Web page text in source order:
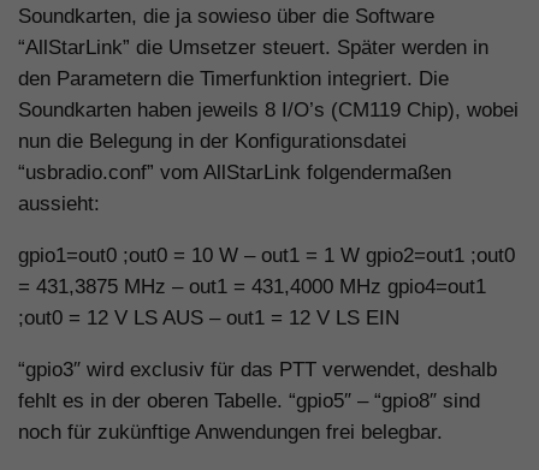
Soundkarten, die ja sowieso über die Software
“AllStarLink” die Umsetzer steuert. Später werden in
den Parametern die Timerfunktion integriert. Die
Soundkarten haben jeweils 8 I/O’s (CM119 Chip), wobei
nun die Belegung in der Konfigurationsdatei
“usbradio.conf” vom AllStarLink folgendermaßen
aussieht:
gpio1=out0 ;out0 = 10 W – out1 = 1 W gpio2=out1 ;out0
= 431,3875 MHz – out1 = 431,4000 MHz gpio4=out1
;out0 = 12 V LS AUS – out1 = 12 V LS EIN
“gpio3″ wird exclusiv für das PTT verwendet, deshalb
fehlt es in der oberen Tabelle. “gpio5″ – “gpio8″ sind
noch für zukünftige Anwendungen frei belegbar.